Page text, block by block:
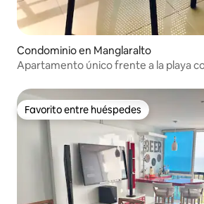
Condominio en Manglaralto
Apartamento único frente a la playa
Favorito entre huéspedes
Favorito entre huéspedes